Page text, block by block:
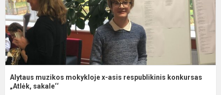
Alytaus muzikos mokykloje x-asis respublikinis konkursas
„Atlėk, sakale‘‘